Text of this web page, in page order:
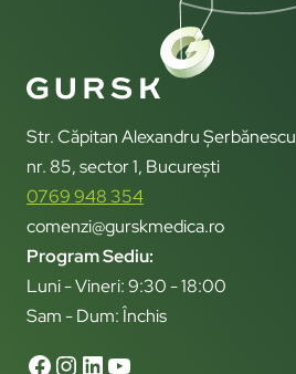
Str. Căpitan Alexandru Șerbănescu
nr. 85, sector 1, București
0769 948 354
comenzi@gurskmedica.ro
Program Sediu:
Luni - Vineri: 9:30 - 18:00
Sam - Dum: Închis